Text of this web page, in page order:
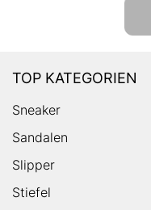
TOP KATEGORIEN
Sneaker
Sandalen
Slipper
Stiefel